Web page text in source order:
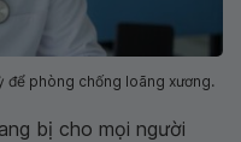
để phòng chống loãng xương.
bị cho mọi người